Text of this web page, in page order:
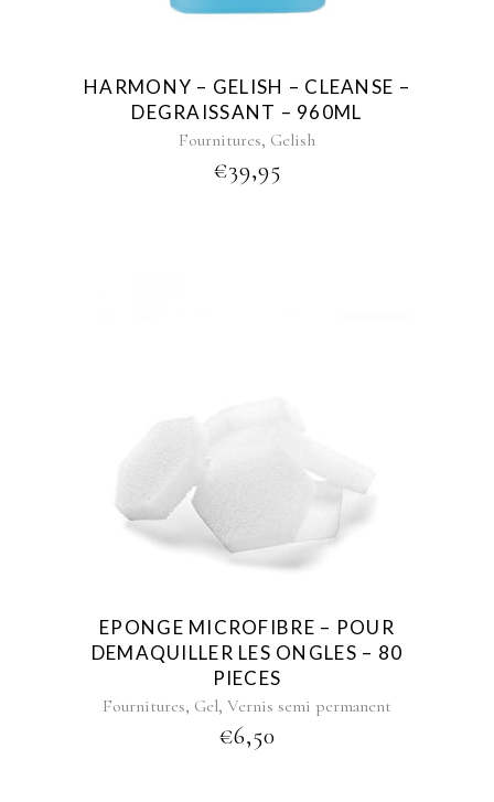
HARMONY – GELISH – CLEANSE –
DEGRAISSANT – 960ML
Fournitures, Gelish
€39,95
EPONGE MICROFIBRE – POUR
DEMAQUILLER LES ONGLES – 80
PIECES
Fournitures, Gel, Vernis semi permanent
€6,50